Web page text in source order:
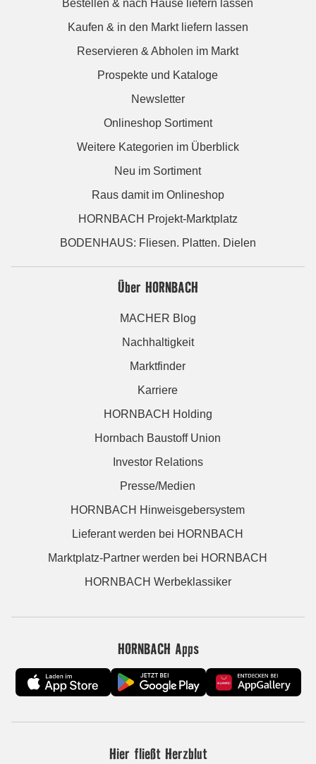
Bestellen & nach Hause liefern lassen
Kaufen & in den Markt liefern lassen
Reservieren & Abholen im Markt
Prospekte und Kataloge
Newsletter
Onlineshop Sortiment
Weitere Kategorien im Überblick
Neu im Sortiment
Raus damit im Onlineshop
HORNBACH Projekt-Marktplatz
BODENHAUS: Fliesen. Platten. Dielen
Über HORNBACH
MACHER Blog
Nachhaltigkeit
Marktfinder
Karriere
HORNBACH Holding
Hornbach Baustoff Union
Investor Relations
Presse/Medien
HORNBACH Hinweisgebersystem
Lieferant werden bei HORNBACH
Marktplatz-Partner werden bei HORNBACH
HORNBACH Werbeklassiker
HORNBACH Apps
Hier fließt Herzblut